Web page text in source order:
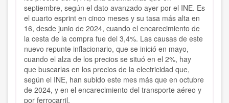
septiembre, según el dato avanzado ayer por el INE. Es
el cuarto esprint en cinco meses y su tasa más alta en
16, desde junio de 2024, cuando el encarecimiento de
la cesta de la compra fue del 3,4%. Las causas de este
nuevo repunte inflacionario, que se inició en mayo,
cuando el alza de los precios se situó en el 2%, hay
que buscarlas en los precios de la electricidad que,
según el INE, han subido este mes más que en octubre
de 2024, y en el encarecimiento del transporte aéreo y
por ferrocarril.